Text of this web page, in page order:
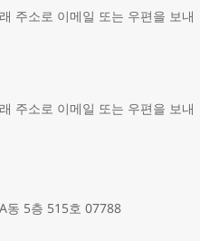
주소로 이메일 또는 우편을 보내
주소로 이메일 또는 우편을 보내
동 5층 515호 07788